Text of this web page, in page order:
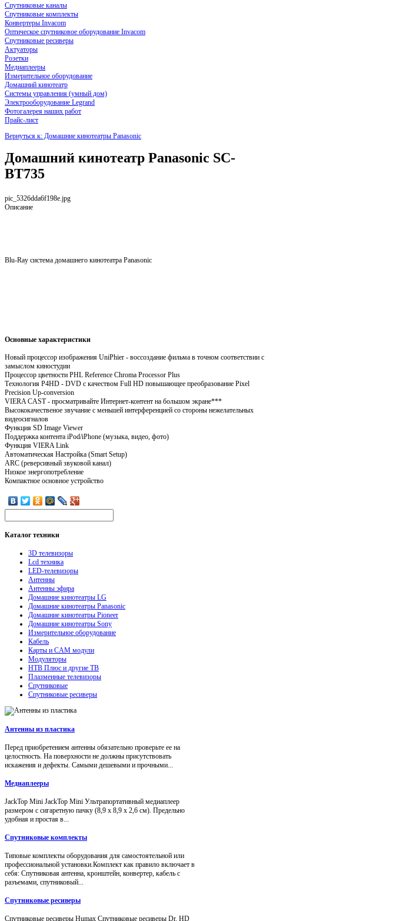
Спутниковые каналы
Спутниковые комплекты
Конвертеры Invacom
Оптическое спутниковое оборудование Invacom
Спутниковые ресиверы
Актуаторы
Розетки
Медиаплееры
Измерительное оборудование
Домашний кинотеатр
Системы управления (умный дом)
Электрооборудование Legrand
Фотогалерея наших работ
Прайс-лист
Вернуться к: Домашние кинотеатры Panasonic
Домашний кинотеатр Panasonic SC-
BT735
pic_5326dda6f198e.jpg
Описание
Blu-Ray система домашнего кинотеатра Panasonic
Основные характеристики
Новый процессор изображения UniPhier - воссоздание фильма в точном соответствии с
замыслом киностудии
Процессор цветности PHL Reference Chroma Processor Plus
Технология P4HD - DVD с качеством Full HD повышающее преобразование Pixel
Precision Up-conversion
VIERA CAST - просматривайте Интернет-контент на большом экране***
Высококачественое звучание с меньшей интерференцией со стороны нежелательных
видеосигналов
Функция SD Image Viewer
Поддержка контента iPod/iPhone (музыка, видео, фото)
Функция VIERA Link
Автоматическая Настройка (Smart Setup)
ARC (реверсивный звуковой канал)
Низкое энергопотребление
Компактное основное устройство
Каталогтехники
3D телевизоры
Lcd техника
LED-телевизоры
Антенны
Антенны эфира
Домашние кинотеатры LG
Домашние кинотеатры Panasonic
Домашние кинотеатры Pioneer
Домашние кинотеатры Sony
Измерительное оборудование
Кабель
Карты и CAM модули
Модуляторы
НТВ Плюс и другие ТВ
Плазменные телевизоры
Спутниковые
Спутниковые ресиверы
Антенны из пластика
Перед приобретением антенны обязательно проверьте ее на
целостность. На поверхности не должны присутствовать
искажения и дефекты. Самыми дешевыми и прочными...
Медиаплееры
JackTop Mini JackTop Mini Ультрапортативный медиаплеер
размером с сигаретную пачку (8,9 x 8,9 x 2,6 см). Предельно
удобная и простая в...
Спутниковые комплекты
Типовые комплекты оборудования для самостоятельной или
профессиональной установки.Комплект как правило включает в
себя: Спутниковая антенна, кронштейн, конвертер, кабель с
разъемами, спутниковый...
Спутниковые ресиверы
Спутниковые ресиверы Humax Спутниковые ресиверы Dr. HD